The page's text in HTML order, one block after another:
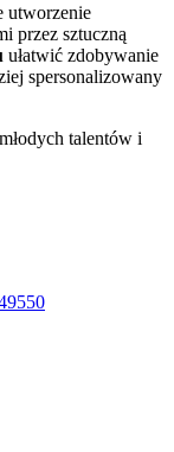
utworzenie
przez sztuczną
ułatwić zdobywanie
spersonalizowany
talentów i